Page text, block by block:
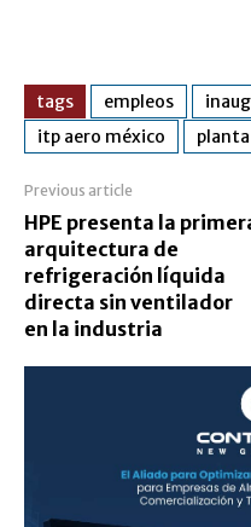
tags empleos
itp aero méxico
planta
Previous article
HPE presenta la
arquitectura de
refrigeración líquida
directa sin ventilador
en la industria